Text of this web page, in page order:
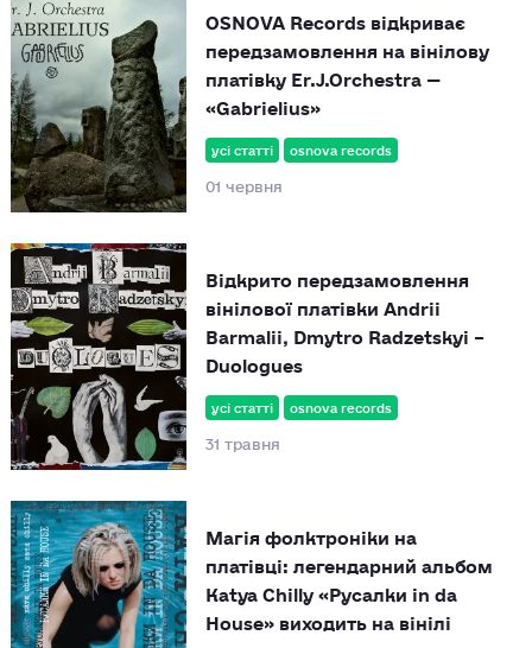
усі статті osnova records
01 червня
OSNOVA Records відкриває
передзамовлення на вінілову
платівку Er.J.Orchestra —
«Gabrielius»
усі статті osnova records
31 травня
Відкрито передзамовлення
вінілової платівки Andrii
Barmalii, Dmytro Radzetskyi –
Duologues
Магія фолктроніки на
платівці: легендарний альбом
Katya Chilly «Русалки in da
House» виходить на вінілі